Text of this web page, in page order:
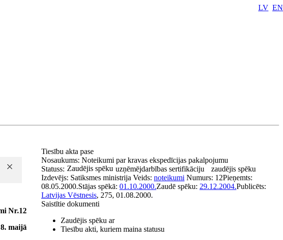
LV EN
Nr.12
maijā
Tiesību akta pase
Nosaukums: Noteikumi par kravas ekspedīcijas pakalpojumu
uzņēmējdarbības sertifikāciju
Statuss: Zaudējis spēku
zaudējis spēku
Izdevējs: Satiksmes ministrija Veids: noteikumi Numurs: 12Pieņemts:
08.05.2000.Stājas spēkā: 01.10.2000.Zaudē spēku: 29.12.2004.Publicēts:
Latvijas Vēstnesis, 275, 01.08.2000.
Saistītie dokumenti
Zaudējis spēku ar
Tiesību akti, kuriem maina statusu